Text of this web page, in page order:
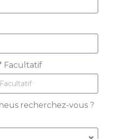
Facultatif
recherchez-vous ?